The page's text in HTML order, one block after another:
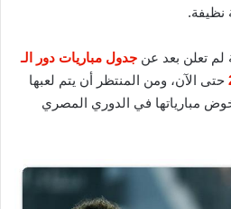
نظيفة.
لم تعلن بعد عن جدول مباريات دور الـ
حتى الآن، ومن المنتظر أن يتم لعبها
مبارياتها في الدوري المصري